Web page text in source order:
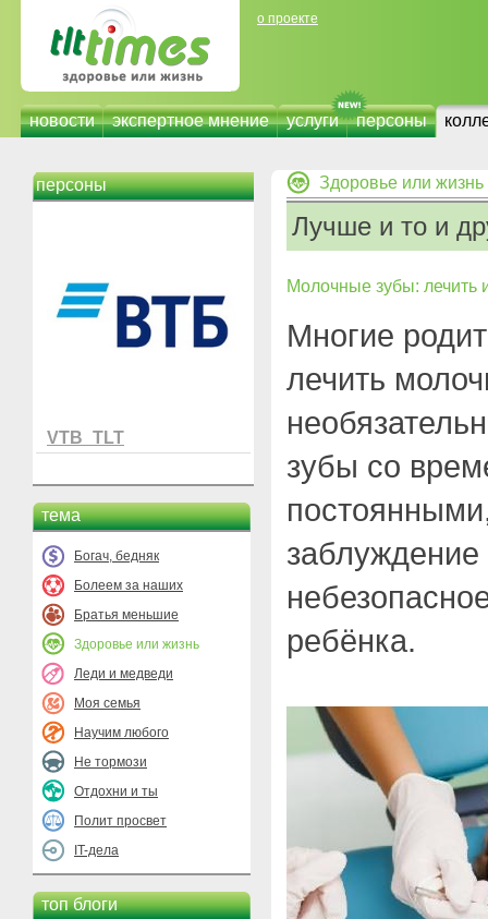
о проекте
новости экспертное мнение услуги персоны
персоны
VTB_TLT
тема
Богач, бедняк
Болеем за наших
Братья меньшие
Здоровье или жизнь
Леди и медведи
Моя семья
Научим любого
Не тормози
Отдохни и ты
Полит просвет
IT-дела
топ блоги
Здоровье или жизнь
Лучше и то и
Молочные зубы: лечить
Многие
лечить
зубы со
заблуждение
ребёнка.